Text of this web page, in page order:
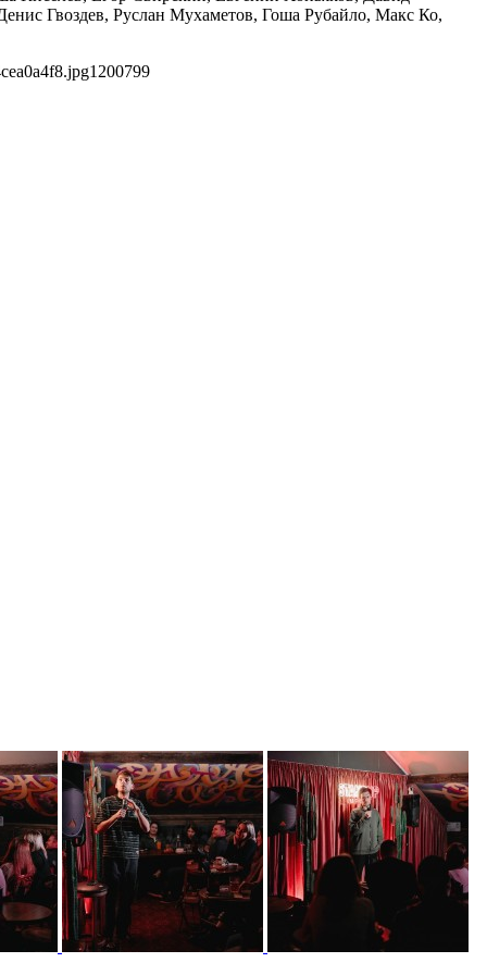
Гвоздев, Руслан Мухаметов, Гоша Рубайло, Макс Ко,
1200799